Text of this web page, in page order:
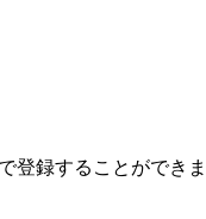
録することができ